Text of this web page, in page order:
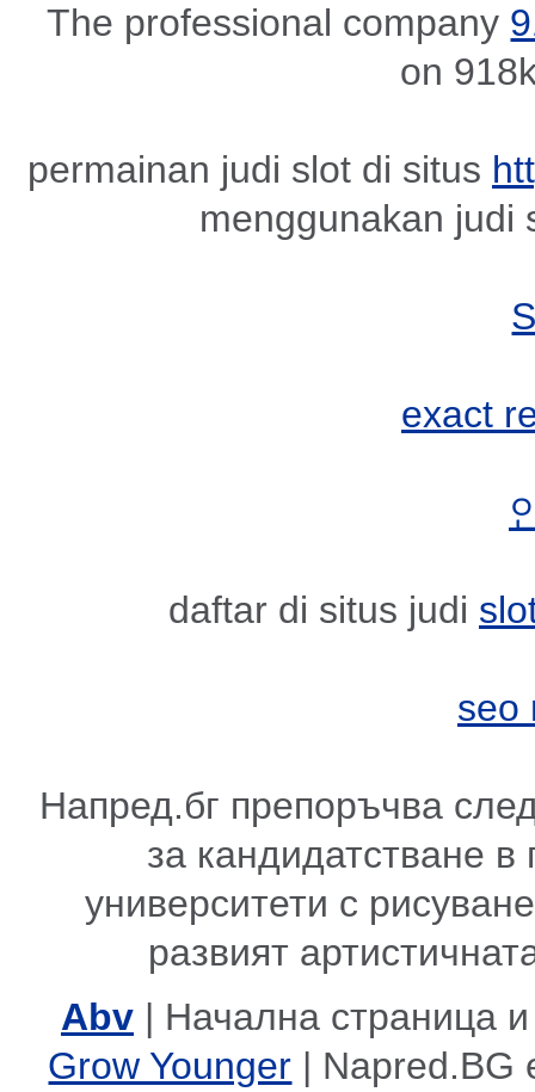
The professional company
on
permainan judi slot di situs
menggunakan judi
exact
daftar di situs judi
seo
Напред.бг препоръчва
за кандидатстване
университети с
развият
Abv | Начална страница
Grow Younger | Napred.BG